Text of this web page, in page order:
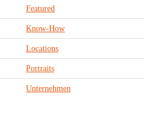
Featured
Know-How
Locations
Portraits
Unternehmen